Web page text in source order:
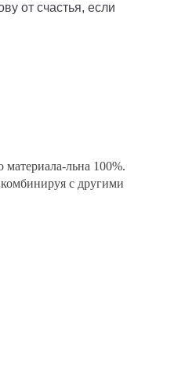
от счастья, если
материала-льна 100%.
с другими